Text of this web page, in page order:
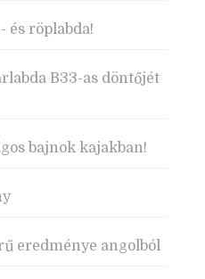
és röplabda!
B33-as döntőjét
bajnok kajakban!
eredménye angolból